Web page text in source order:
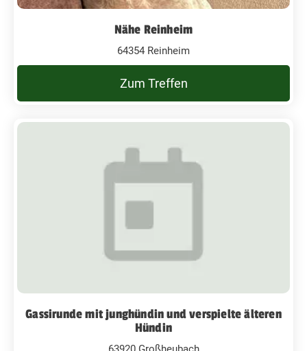
Nähe Reinheim
64354 Reinheim
Zum Treffen
Gassirunde mit junghündin und verspielte älteren
Hündin